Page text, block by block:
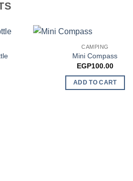
CAMPING
Mini Compass
EGP100.00
ADD TO CART